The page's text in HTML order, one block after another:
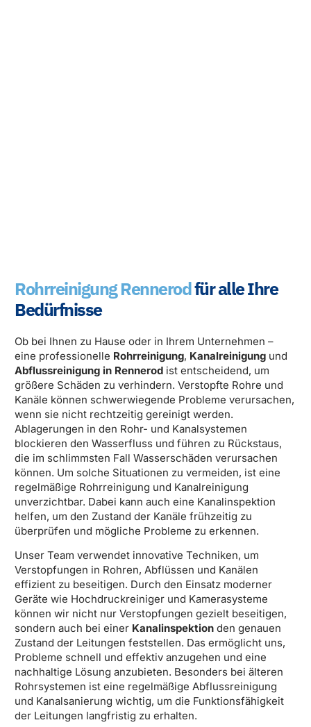
Rohrreinigung Rennerodfür alle Ihre
Bedürfnisse
Ob bei Ihnen zu Hause oder in Ihrem Unternehmen –
eine professionelle Rohrreinigung, Kanalreinigung und
Abflussreinigung in Rennerod ist entscheidend, um
größere Schäden zu verhindern. Verstopfte Rohre und
Kanäle können schwerwiegende Probleme verursachen,
wenn sie nicht rechtzeitig gereinigt werden.
Ablagerungen in den Rohr- und Kanalsystemen
blockieren den Wasserfluss und führen zu Rückstaus,
die im schlimmsten Fall Wasserschäden verursachen
können. Um solche Situationen zu vermeiden, ist eine
regelmäßige Rohrreinigung und Kanalreinigung
unverzichtbar. Dabei kann auch eine Kanalinspektion
helfen, um den Zustand der Kanäle frühzeitig zu
überprüfen und mögliche Probleme zu erkennen.
Unser Team verwendet innovative Techniken, um
Verstopfungen in Rohren, Abflüssen und Kanälen
effizient zu beseitigen. Durch den Einsatz moderner
Geräte wie Hochdruckreiniger und Kamerasysteme
können wir nicht nur Verstopfungen gezielt beseitigen,
sondern auch bei einer Kanalinspektion den genauen
Zustand der Leitungen feststellen. Das ermöglicht uns,
Probleme schnell und effektiv anzugehen und eine
nachhaltige Lösung anzubieten. Besonders bei älteren
Rohrsystemen ist eine regelmäßige Abflussreinigung
und Kanalsanierung wichtig, um die Funktionsfähigkeit
der Leitungen langfristig zu erhalten.